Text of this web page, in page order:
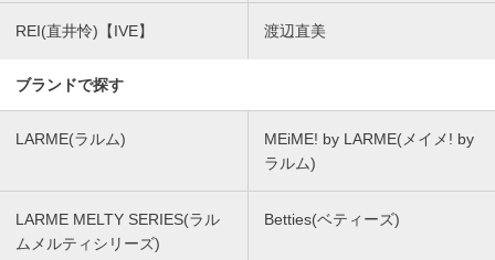
REI(直井怜)【IVE】 渡辺直美
ブランドで探す
LARME(ラルム)
MEiME! by LARME(メイメ! by
ラルム)
LARME MELTY SERIES(ラル
ムメルティシリーズ)
Betties(ベティーズ)